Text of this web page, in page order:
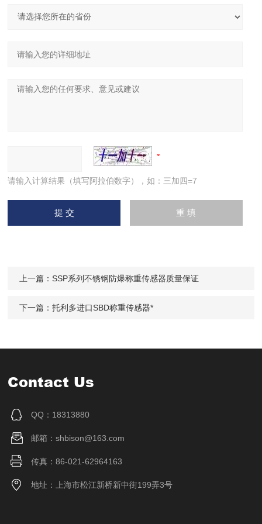
请输入计算结果（填写阿拉伯数字），如：三加四=7
上一篇： SSP系列不锈钢防爆称重传感器质量保证
下一篇：托利多进口SBD称重传感器*
Contact Us
QQ：18313880
邮箱：shbison@163.com
传真：86-021-62964163
地址：上海市松江新桥新中街199弄3号